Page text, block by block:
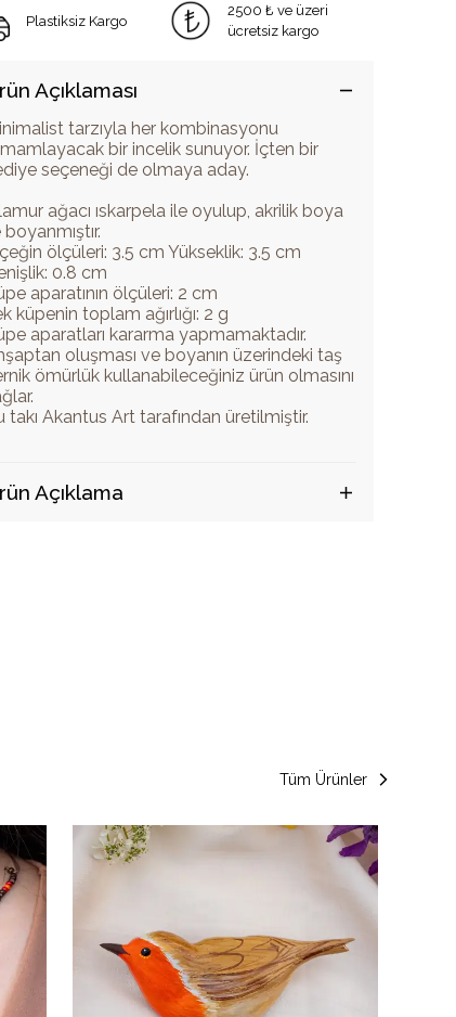
Plastiksiz Kargo
2500 ₺ ve üzeri
ücretsiz kargo
Açıklaması
tarzıyla her kombinasyonu
bir incelik sunuyor. İçten bir
seçeneği de olmaya aday.
ağacı ıskarpela ile oyulup, akrilik boya
boyanmıştır.
ölçüleri: 3.5 cm Yükseklik: 3.5 cm
0.8 cm
aparatının ölçüleri: 2 cm
küpenin toplam ağırlığı: 2 g
aparatları kararma yapmamaktadır.
oluşması ve boyanın üzerindeki taş
ömürlük kullanabileceğiniz ürün olmasını
takı Akantus Art tarafından üretilmiştir.
Açıklama
Tüm Ürünler